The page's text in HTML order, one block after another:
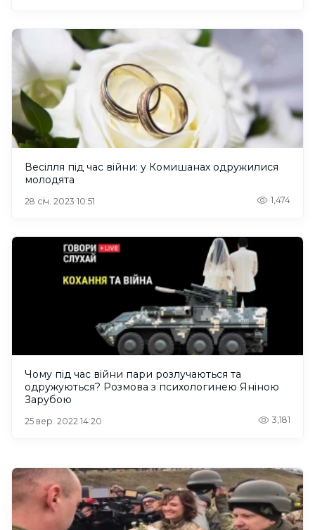
Весілля під час війни: у Комишанах одружилися
молодята
28 січ. 2023 10:51 1,474
Чому під час війни пари розлучаються та
одружуються? Розмова з психологинею Яніною
Зарубою
25 вер. 2022 14:20 3,181